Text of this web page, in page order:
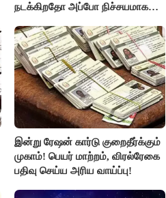
நடக்கிறதோ அப்போ நிச்சயமாக
ரஜினிகாந்த்..!
இன்று ரேஷன் கார்டு குறைதீர்க்கும்
முகாம்! பெயர் மாற்றம், விரல்ரேகை
பதிவு செய்ய அரிய வாய்ப்பு!